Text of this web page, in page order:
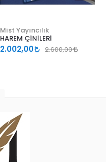
Mist Yayıncılık
HAREM ÇİNİLERİ
2.002,00 2.600,00